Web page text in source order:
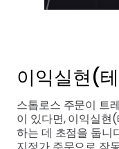
이익실현(
스톱로스 주문이 트
이 있다면, 이익실현
하는 데 초점을 둡니